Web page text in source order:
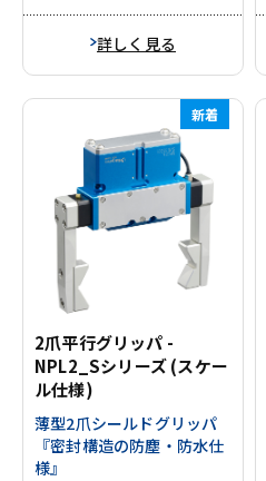
詳しく見る
新着
2爪平行グリッパ -
NPL2_Sシリーズ (スケー
ル仕様)
薄型2爪シールドグリッパ
『密封構造の防塵・防水仕
様』